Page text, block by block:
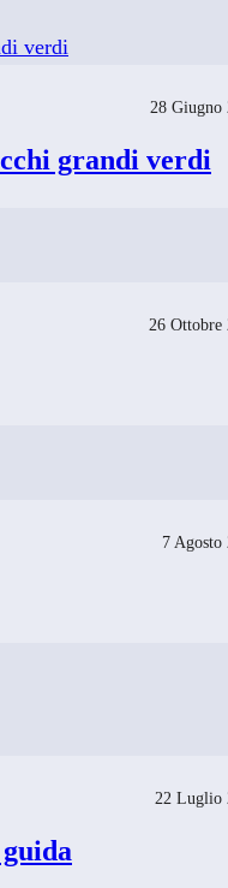
28 Giugno
grandi verdi
26 Ottobre
7 Agosto
22 Luglio